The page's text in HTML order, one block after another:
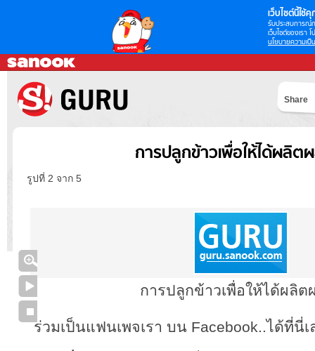
เว็บไซต์นี้ใช้คุ
รับประสบการณ์
เว็บไซต์ของเรา
นโยบายความเป็
Share
การปลูกข้าวเพื่อให้ได้ผลิต
รูปที่ 2 จาก 5
การปลูกข้าวเพื่อให้ได้ผลิต
ร่วมเป็นแฟนเพจเรา บน Facebook..ได้ที่นี่เ